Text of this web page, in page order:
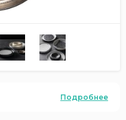
Подробнее